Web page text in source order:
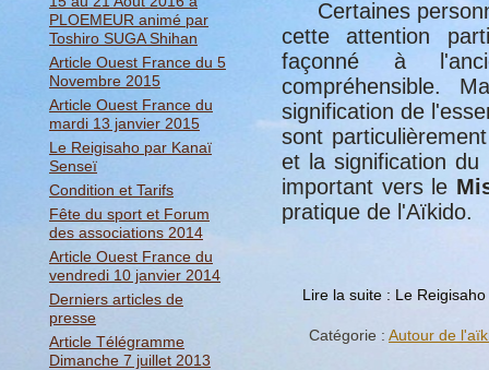
PLOEMEUR animé par
Toshiro SUGA Shihan
Article Ouest France du 5
Novembre 2015
Article Ouest France du
mardi 13 janvier 2015
Le Reigisaho par Kanaï
Senseï
Condition et Tarifs
Fête du sport et Forum
des associations 2014
Article Ouest France du
vendredi 10 janvier 2014
Derniers articles de
presse
Article Télégramme
Dimanche 7 juillet 2013
Certaines
cette attention
façonné à
compréhensible.
signification de
sont
et la signification du
important vers le
pratique de l'Aïkido.
Lire la suite : Le
Catégorie : Autour de